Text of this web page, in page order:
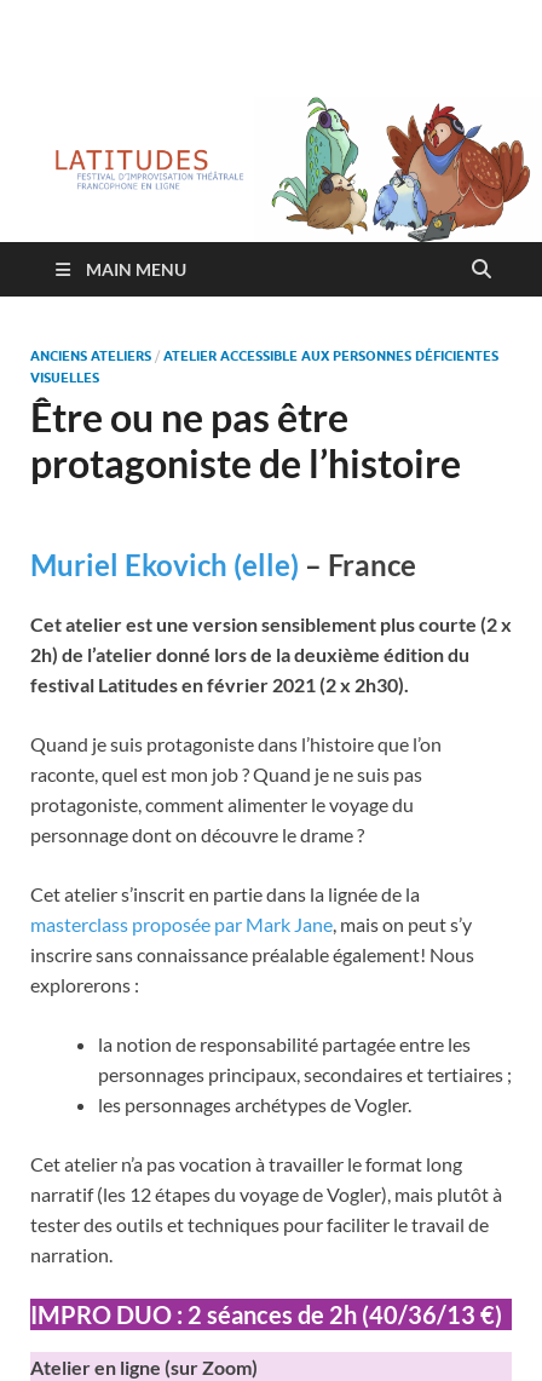
MAIN MENU
ANCIENS ATELIERS / ATELIER ACCESSIBLE AUX PERSONNES DÉFICIENTES
VISUELLES
Être ou ne pas être
protagoniste de l’histoire
Muriel Ekovich (elle) – France
Cet atelier est une version sensiblement plus courte (2 x
2h) de l’atelier donné lors de la deuxième édition du
festival Latitudes en février 2021(2 x 2h30).
Quand je suis protagoniste dans l’histoire que l’on
raconte, quel est mon job ? Quand je ne suis pas
protagoniste, comment alimenter le voyage du
personnage dont on découvre le drame ?
Cet atelier s’inscrit en partie dans la lignée de la
masterclass proposée par Mark Jane, mais on peut s’y
inscrire sans connaissance préalable également! Nous
explorerons :
la notion de responsabilité partagée entre les
personnages principaux, secondaires et tertiaires ;
les personnages archétypes de Vogler.
Cet atelier n’a pas vocation à travailler le format long
narratif (les 12 étapes du voyage de Vogler), mais plutôt à
tester des outils et techniques pour faciliter le travail de
narration.
IMPRO DUO : 2 séances de 2h (40/36/13 €)
Atelier en ligne (sur Zoom)